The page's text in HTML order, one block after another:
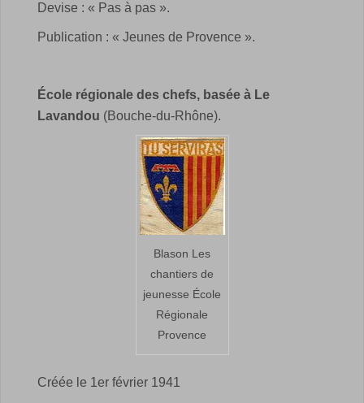
Devise : « Pas à pas ».
Publication : « Jeunes de Provence ».
École régionale des chefs, basée à Le
Lavandou (Bouche-du-Rhône).
Blason Les
chantiers de
jeunesse École
Régionale
Provence
Créée le 1er février 1941